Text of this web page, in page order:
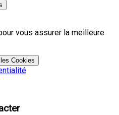
vous assurer la meilleure
Cookies